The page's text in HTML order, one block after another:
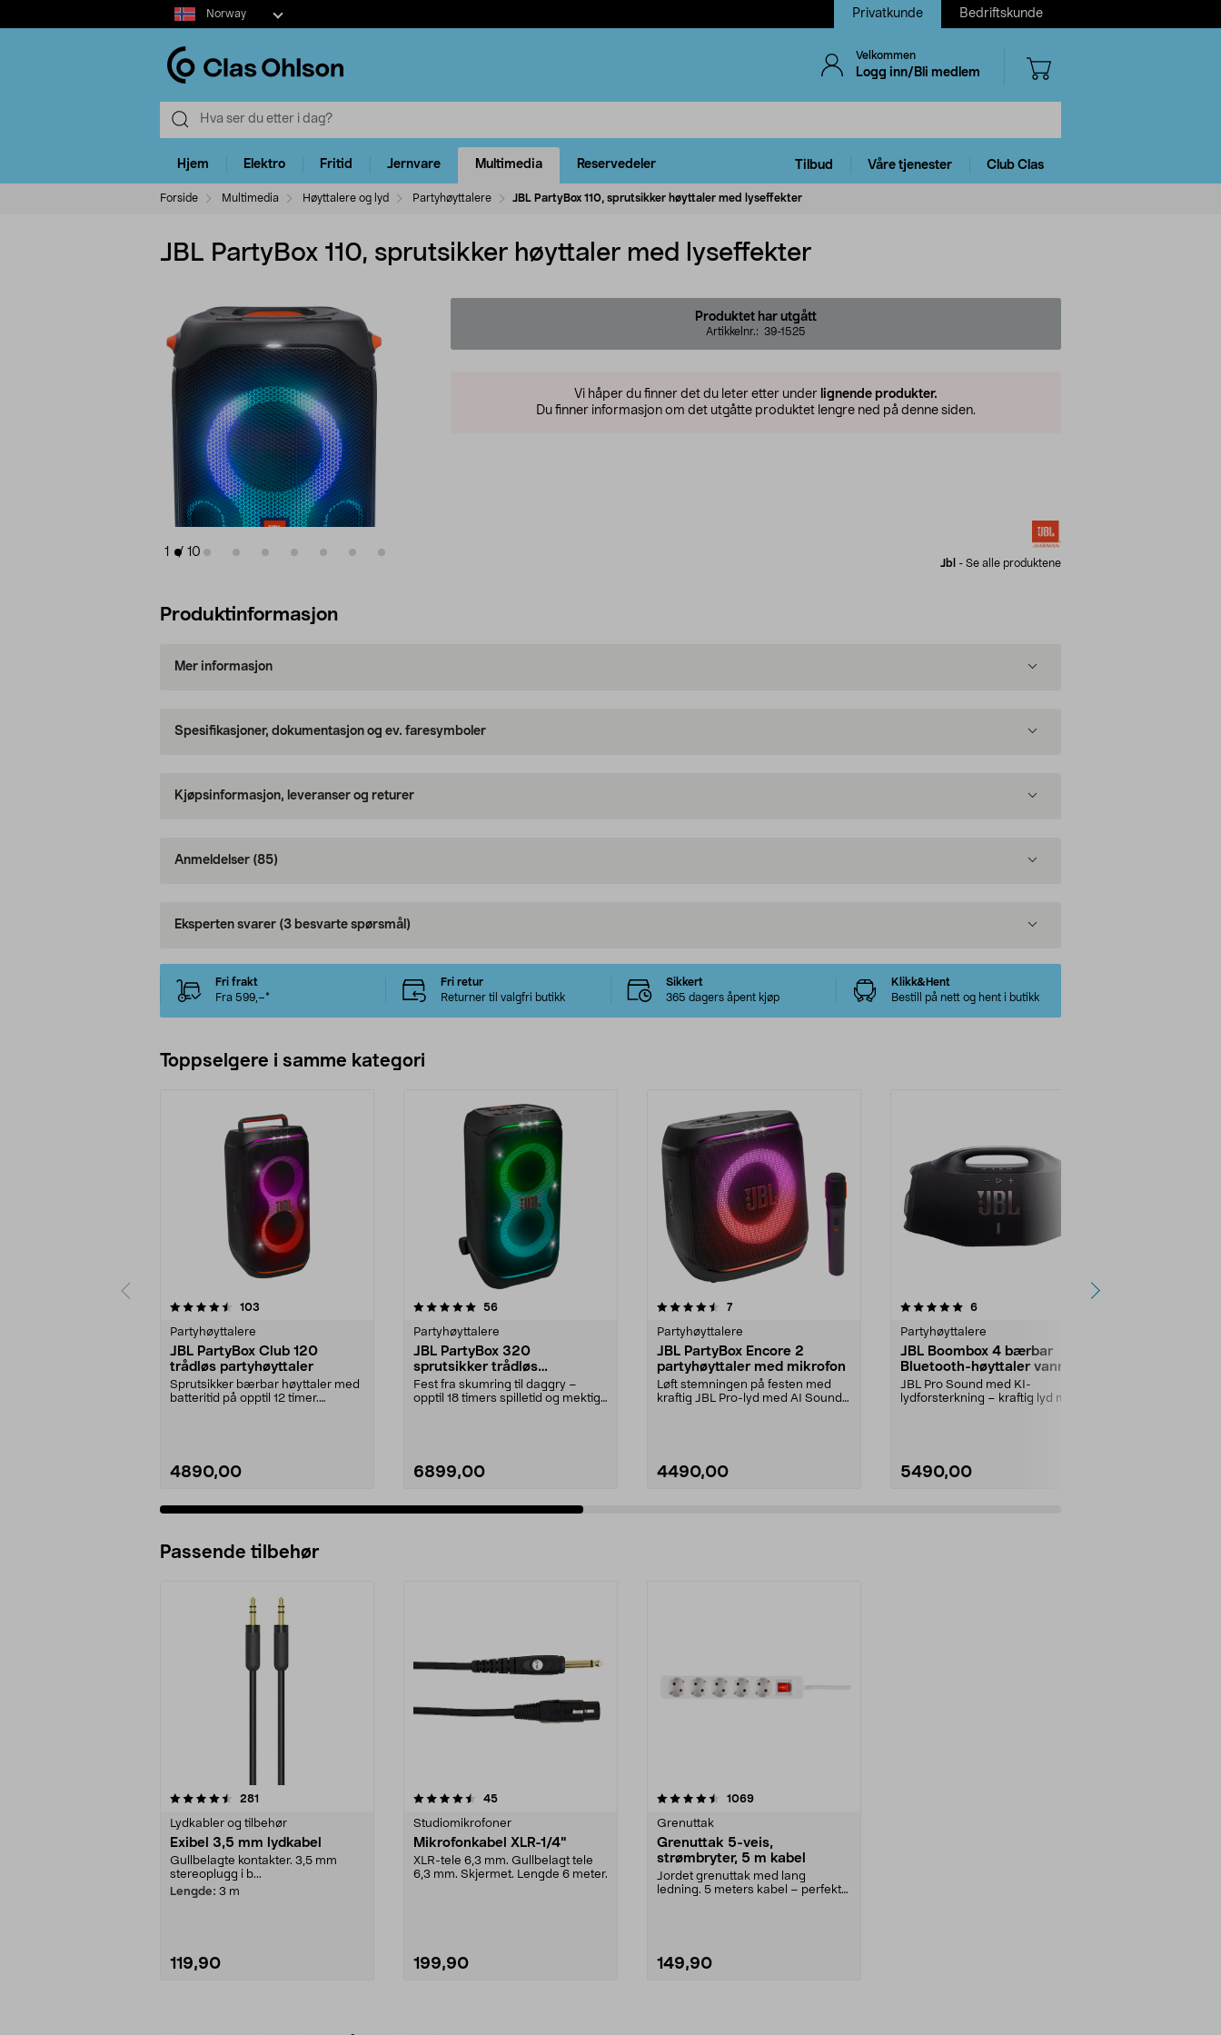
Select
market
Norway Privatkunde Bedriftskunde
Velkommen
Logg inn/Bli medlem
Hjem Elektro Fritid Jernvare Multimedia Reservedeler Tilbud Våre tjenester Club Clas
Forside Multimedia Høyttalere og lyd Partyhøyttalere JBL PartyBox 110, sprutsikker høyttaler med lyseffekter
JBL PartyBox 110, sprutsikker høyttaler med lyseffekter
1 / 10
Produktet har utgått
Artikkelnr.: 39-1525
Vi håper du finner det du leter etter under lignende produkter.
Du finner informasjon om det utgåtte produktet lengre ned på denne siden.
Jbl - Se alle produktene
Produktinformasjon
Mer informasjon
Spesifikasjoner, dokumentasjon og ev. faresymboler
Kjøpsinformasjon, leveranser og returer
Anmeldelser (85)
Eksperten svarer (3 besvarte spørsmål)
Fri frakt
Fra 599,–*
Fri retur
Returner til valgfri butikk
Sikkert
365 dagers åpent kjøp
Klikk&Hent
Bestill på nett og hent i butikk
Toppselgere i samme kategori
103
Partyhøyttalere
JBL PartyBox Club 120
trådløs partyhøyttaler
Sprutsikker bærbar høyttaler med
batteritid på opptil 12 timer.
4890,00
5.0 av 5 stjerner 56anmeldelser
Partyhøyttalere
JBL PartyBox 320
sprutsikker trådløs
partyhøyttaler
Fest fra skumring til daggry –
opptil 18 timers spilletid og mektig
6899,00
4.5 av 5 stjerner 7anmeldelser
Partyhøyttalere
JBL PartyBox Encore 2
partyhøyttaler med mikrofon
Løft stemningen på festen med
kraftig JBL Pro-lyd med AI Sound
4490,00
5.0 av 5 stjerner 6anmeldelser
Partyhøyttalere
JBL Boombox 4 bærbar
Bluetooth-høyttaler vanntett
JBL Pro Sound med KI-
lydforsterkning – kraftig lyd med
5490,00
3.0 av 5 stjerner
Passende tilbehør
281
Lydkabler og tilbehør
Exibel 3,5 mm lydkabel
Gullbelagte kontakter. 3,5 mm
stereoplugg i b...
Lengde: 3 m
119,90
4.5av 5 stjerner 45anmeldelser
Studiomikrofoner
Mikrofonkabel XLR-1/4"
XLR-tele 6,3 mm. Gullbelagt tele
6,3 mm. Skjermet. Lengde 6 meter.
199,90
4.5av 5 stjerner 1069anmeldelser
Grenuttak
Grenuttak 5-veis,
strømbryter, 5 m kabel
Jordet grenuttak med lang
ledning. 5 meters kabel – perfekt
149,90